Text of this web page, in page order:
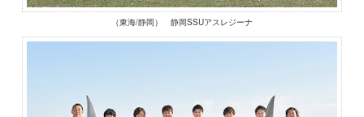
（東海/静岡） 静岡SSUアスレジーナ